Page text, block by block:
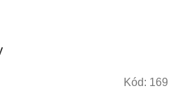
Kód: 169